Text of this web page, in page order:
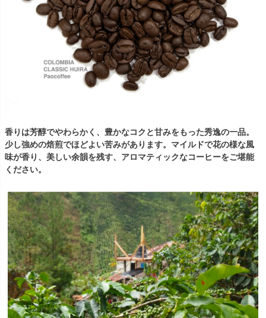
香りは芳醇でやわらかく、豊かなコクと甘みをもった秀逸の一品。
少し強めの焙煎でほどよい苦みがあります。マイルドで花の様な風
味が香り、美しい余韻を残す、アロマティックなコーヒーをご堪能
ください。